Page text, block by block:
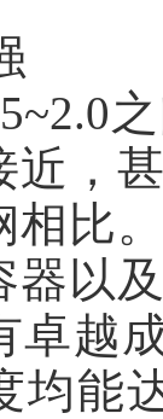
近，
相比
器以
卓越
均能